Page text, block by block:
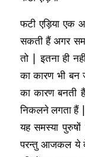
फटी एड़िया एक
सकती हैं अगर
तो | इतना ही
का कारण भी बन
का कारण बनती
निकलने लगता हैं |
यह समस्या
परन्तु आजकल ये